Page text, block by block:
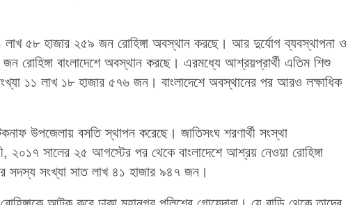
১১ লাখ ৫৮ হাজার ২৫৯ জন রোহিঙ্গা অবস্থান করছে। আর দুর্যোগ ব্যবস্থাপনা ও
রোহিঙ্গা বাংলাদেশে অবস্থান করছে। এরমধ্যে আশ্রয়প্রার্থী এতিম শিশু
১১ লাখ ১৮ হাজার ৫৭৬ জন। বাংলাদেশে অবস্থানের পর আরও লক্ষাধিক
উপজেলায় বসতি স্থাপন করেছে। জাতিসংঘ শরণার্থী সংস্থা
সালের ২৫ আগস্টের পর থেকে বাংলাদেশে আশ্রয় নেওয়া রোহিঙ্গা
সদস্য সংখ্যা সাত লাখ ৪১ হাজার ৯৪৭ জন।